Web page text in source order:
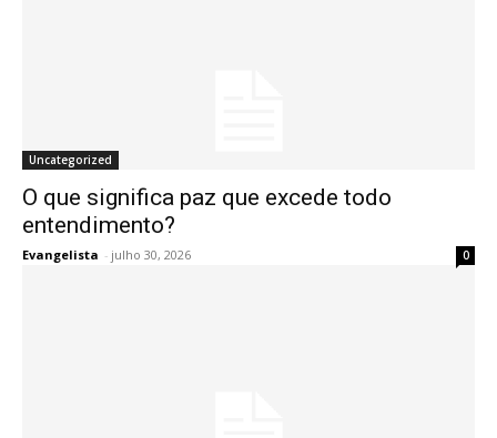
Uncategorized
O que significa paz que excede todo
entendimento?
Evangelista - julho 30, 2026 0